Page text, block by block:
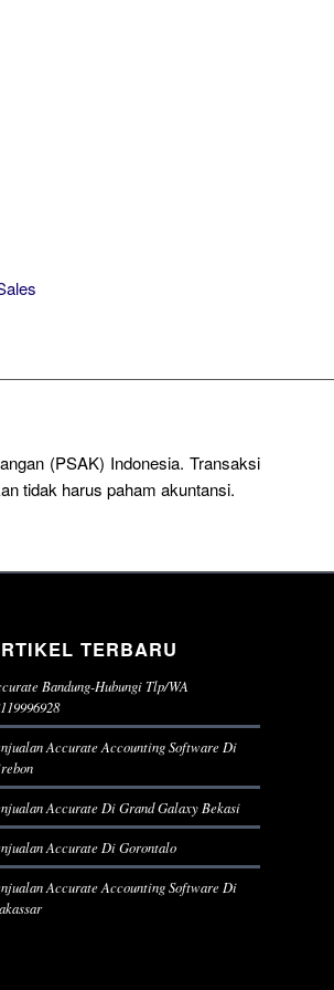
(PSAK) Indonesia. Transaksi
tidak harus paham akuntansi.
TERBARU
Bandung-Hubungi Tlp/WA
Accurate Accounting Software Di
Accurate Di Grand Galaxy Bekasi
Accurate Di Gorontalo
Accurate Accounting Software Di